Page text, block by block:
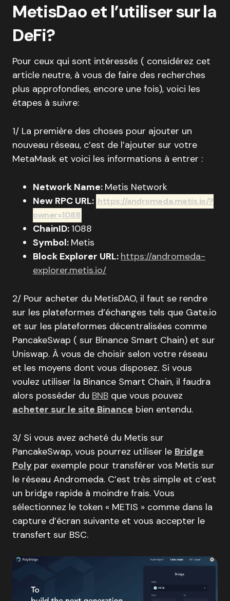
MetisDao et l’utiliser sur la
DeFi?
Pour ceux qui sont intéressés ( considérez cet
article neutre, à vous de faire des recherches
plus approfondies, encore une fois), voici les
étapes à suivre:
1/ La première des choses pour ajouter un
nouveau réseau, c’est de l’ajouter sur votre
MetaMask et voici les informations à entrer :
Network Name: Metis Network
New RPC URL: https://andromeda.metis.io/?
owner=1088
ChainID: 1088
Symbol: Metis
Block Explorer URL: https://andromeda-
explorer.metis.io/
2/ Pour acheter du MetisDAO, il faut se rendre
sur les plateformes d’échanges tels que Gate.io
et sur les plateformes décentralisées comme
PancakeSwap ( sur Binance Smart Chain) et sur
Uniswap. À vous de choisir selon votre réseau
et les moyens dont vous disposez. Si vous
voulez utiliser la Binance Smart Chain, il faudra
alors posséder du BNB que vous pouvez
acheter sur le site Binance bien entendu.
3/ Si vous avez acheté du Metis sur
PancakeSwap, vous pourrez utiliser le Bridge
Poly par exemple pour transférer vos Metis sur
le réseau Andromeda. C’est très simple et c’est
un bridge rapide à moindre frais. Vous
sélectionnez le token « METIS » comme dans la
capture d’écran suivante et vous accepter le
transfert sur BSC.